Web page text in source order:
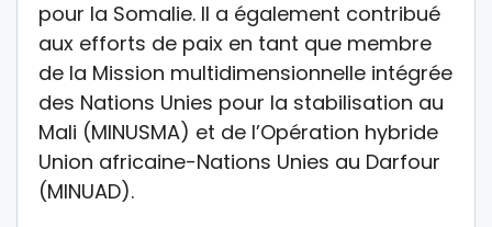
pour la Somalie. Il a également contribué
aux efforts de paix en tant que membre
de la Mission multidimensionnelle intégrée
des Nations Unies pour la stabilisation au
Mali (MINUSMA) et de l’Opération hybride
Union africaine-Nations Unies au Darfour
(MINUAD).